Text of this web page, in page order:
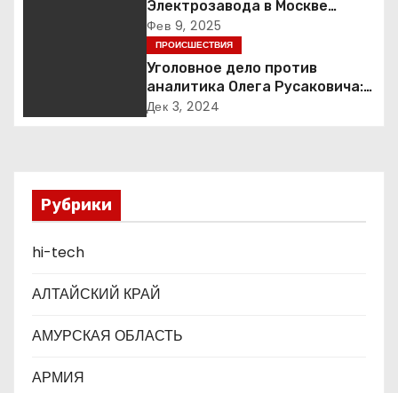
п
Электрозавода в Москве
успешно ликвидирован
Фев 9, 2025
ПРОИСШЕСТВИЯ
Уголовное дело против
аналитика Олега Русаковича:
обвинения, вымогательство и
Дек 3, 2024
Рубрики
hi-tech
АЛТАЙСКИЙ КРАЙ
АМУРСКАЯ ОБЛАСТЬ
АРМИЯ